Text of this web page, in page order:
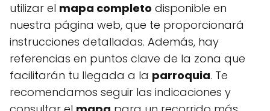
utilizar el mapa completo disponible en
nuestra página web, que te proporcionará
instrucciones detalladas. Además, hay
referencias en puntos clave de la zona que
facilitarán tu llegada a la parroquia. Te
recomendamos seguir las indicaciones y